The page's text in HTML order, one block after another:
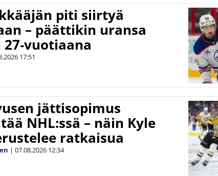
piti siirtyä
– päättikin uransa
vuotiaana
17:51
jättisopimus
NHL:ssä – näin Kyle
ratkaisua
| 07.08.2026 12:34